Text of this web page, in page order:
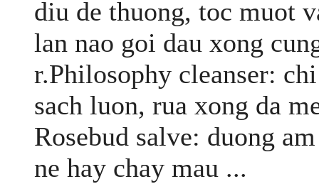
diu de thuong, toc muot
lan nao goi dau xong
r.Philosophy cleanser:
sach luon, rua xong da
Rosebud salve: duong
ne hay chay mau ...